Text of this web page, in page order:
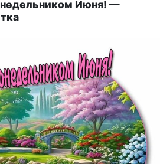
Июня! —